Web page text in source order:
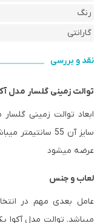
رنگ
گارانتی
نقد و بررسی
توالت زمینی گلسار مدل
سایز آن 55
عرضه میشود
لعاب و جنس
عامل بعدی مهم در
میباشد. توالت مدل آکوا